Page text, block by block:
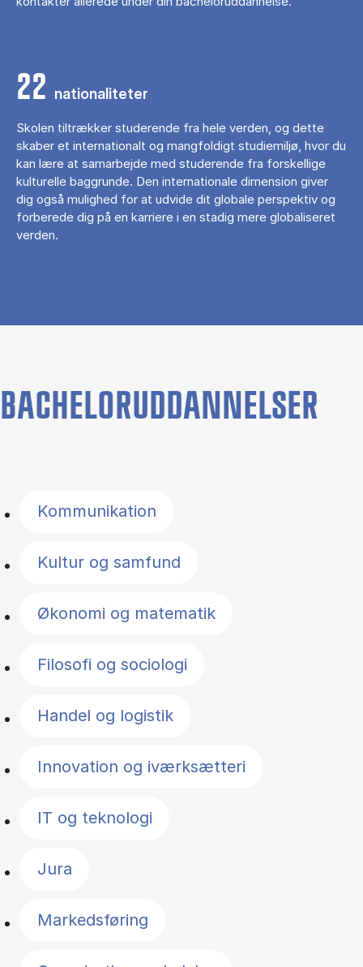
22 nationaliteter
Skolen tiltrækker studerende fra hele verden, og dette
skaber et internationalt og mangfoldigt studiemiljø, hvor du
kan lære at samarbejde med studerende fra forskellige
kulturelle baggrunde. Den internationale dimension giver
dig også mulighed for at udvide dit globale perspektiv og
forberede dig på en karriere i en stadig mere globaliseret
verden.
BACHELORUDDANNELSER
Kommunikation
Kultur og samfund
Økonomi og matematik
Filosofi og sociologi
Handel og logistik
Innovation og iværksætteri
IT og teknologi
Jura
Markedsføring